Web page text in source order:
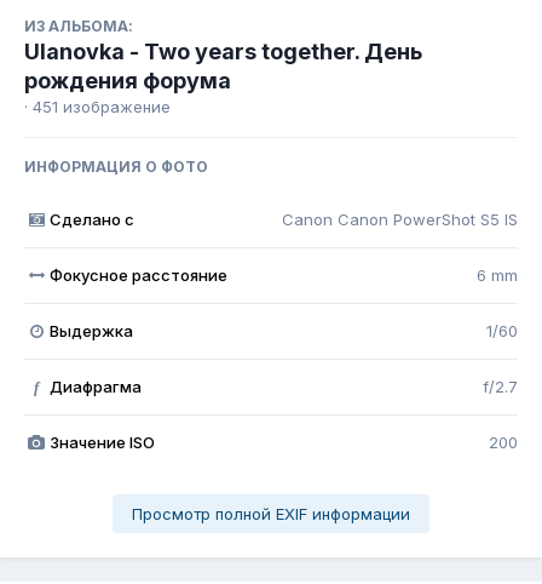
ИЗ АЛЬБОМА:
Ulanovka - Two years together. День
рождения форума
· 451 изображение
ИНФОРМАЦИЯ О ФОТО
Сделано с Canon Canon PowerShot S5 IS
Фокусное расстояние 6 mm
Выдержка 1/60
f Диафрагма f/2.7
Значение ISO 200
Просмотр полной EXIF информации